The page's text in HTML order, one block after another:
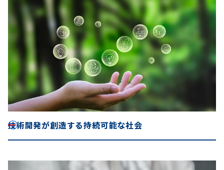
技術開発が創造する持続可能な社会